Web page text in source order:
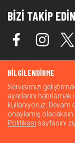
BİZİ TAKİP EDİN
© 2026 Warner Bros.
hakları saklıdır.
BİLGİLENDİRME
Servisimizi
ayarlarını
kullanıyoruz. Devam
onaylamış
Politikası sayfasını